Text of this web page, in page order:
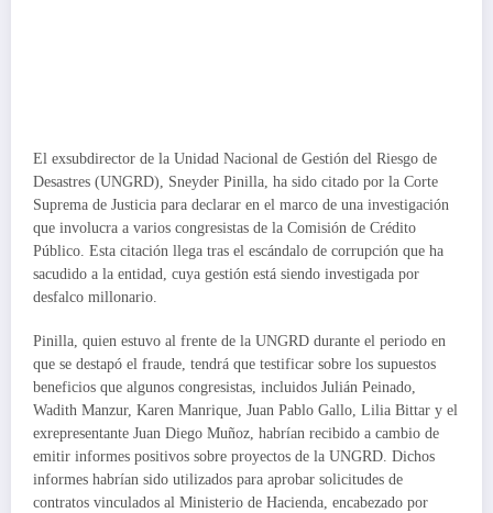
El exsubdirector de la Unidad Nacional de Gestión del Riesgo de
Desastres (UNGRD), Sneyder Pinilla, ha sido citado por la Corte
Suprema de Justicia para declarar en el marco de una investigación
que involucra a varios congresistas de la Comisión de Crédito
Público. Esta citación llega tras el escándalo de corrupción que ha
sacudido a la entidad, cuya gestión está siendo investigada por
desfalco millonario.
Pinilla, quien estuvo al frente de la UNGRD durante el periodo en
que se destapó el fraude, tendrá que testificar sobre los supuestos
beneficios que algunos congresistas, incluidos Julián Peinado,
Wadith Manzur, Karen Manrique, Juan Pablo Gallo, Lilia Bittar y el
exrepresentante Juan Diego Muñoz, habrían recibido a cambio de
emitir informes positivos sobre proyectos de la UNGRD. Dichos
informes habrían sido utilizados para aprobar solicitudes de
contratos vinculados al Ministerio de Hacienda, encabezado por